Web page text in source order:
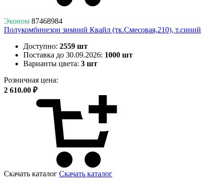
Эконом 87468984
Полукомбинезон зимний Квайл (тк.Смесовая,210), т.синий
Доступно: 2559 шт
Поставка до 30.09.2026: 1000 шт
Варианты цвета: 3 шт
Розничная цена:
2 610.00 ₽
Скачать каталог Скачать каталог